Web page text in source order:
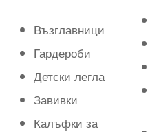
Възглавници
Гардероби
Детски легла
Завивки
Калъфки за